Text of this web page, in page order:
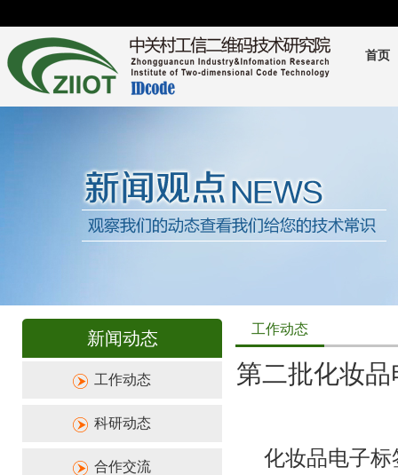
首页
新闻动态
工作动态
科研动态
合作交流
工作动态
第二批化妆
化妆品电子